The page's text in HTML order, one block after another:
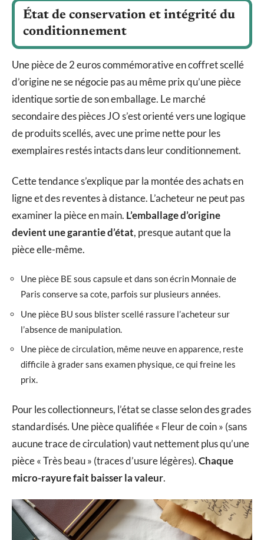
État de conservation et intégrité du
conditionnement
Une pièce de 2 euros commémorative en coffret scellé
d’origine ne se négocie pas au même prix qu’une pièce
identique sortie de son emballage. Le marché
secondaire des pièces JO s’est orienté vers une logique
de produits scellés, avec une prime nette pour les
exemplaires restés intacts dans leur conditionnement.
Cette tendance s’explique par la montée des achats en
ligne et des reventes à distance. L’acheteur ne peut pas
examiner la pièce en main. L’emballage d’origine
devient une garantie d’état, presque autant que la
pièce elle-même.
Une pièce BE sous capsule et dans son écrin Monnaie de
Paris conserve sa cote, parfois sur plusieurs années.
Une pièce BU sous blister scellé rassure l’acheteur sur
l’absence de manipulation.
Une pièce de circulation, même neuve en apparence, reste
difficile à grader sans examen physique, ce qui freine les
prix.
Pour les collectionneurs, l’état se classe selon des grades
standardisés. Une pièce qualifiée « Fleur de coin » (sans
aucune trace de circulation) vaut nettement plus qu’une
pièce « Très beau » (traces d’usure légères).Chaque
micro-rayure fait baisser la valeur.